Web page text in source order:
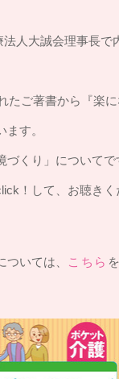
人大誠会理事長で
たご著書から『楽
す。
くり」についてで
！して、お聴きく
ついては、 こちら